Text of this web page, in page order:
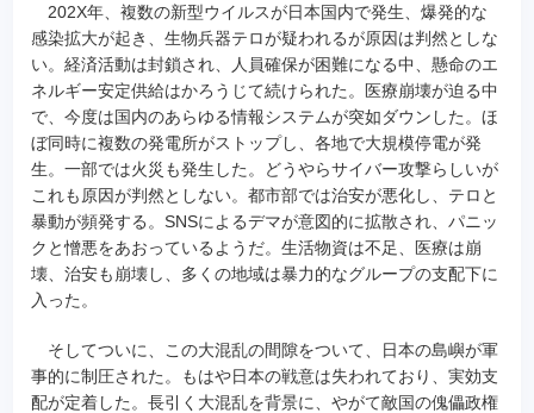
b
o
o
k
202X年、複数の新型ウイルスが日本国内で発生、爆発的な
感染拡大が起き、生物兵器テロが疑われるが原因は判然としな
い。 経済活動は封鎖され、人員確保が困難になる中、懸命のエ
ネルギー安定供給はかろうじて続けられた。医療崩壊が迫る中
で、今度は国内のあらゆる情報システムが突如ダウンした。ほ
ぼ同時に複数の発電所がストップし、各地で大規模停電が発
生。一部では火災も発生した。どうやらサイバー攻撃らしいが
これも原因が判然としない。都市部では治安が悪化し、テロと
暴動が頻発する。SNSによるデマが意図的に拡散され、パニッ
クと憎悪をあおっているようだ。生活物資は不足、医療は崩
壊、治安も崩壊し、多くの地域は暴力的なグループの支配下に
入った。
そしてついに、この大混乱の間隙をついて、日本の島嶼が軍
事的に制圧された。もはや日本の戦意は失われており、実効支
配が定着した。長引く大混乱を背景に、やがて敵国の傀儡政権